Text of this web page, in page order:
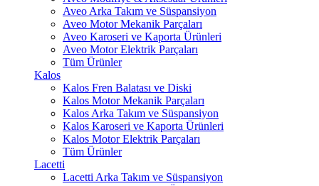
Aveo Arka Takım ve Süspansiyon
Aveo Motor Mekanik Parçaları
Aveo Karoseri ve Kaporta Ürünleri
Aveo Motor Elektrik Parçaları
Tüm Ürünler
Kalos
Kalos Fren Balatası ve Diski
Kalos Motor Mekanik Parçaları
Kalos Arka Takım ve Süspansiyon
Kalos Karoseri ve Kaporta Ürünleri
Kalos Motor Elektrik Parçaları
Tüm Ürünler
Lacetti
Lacetti Arka Takım ve Süspansiyon